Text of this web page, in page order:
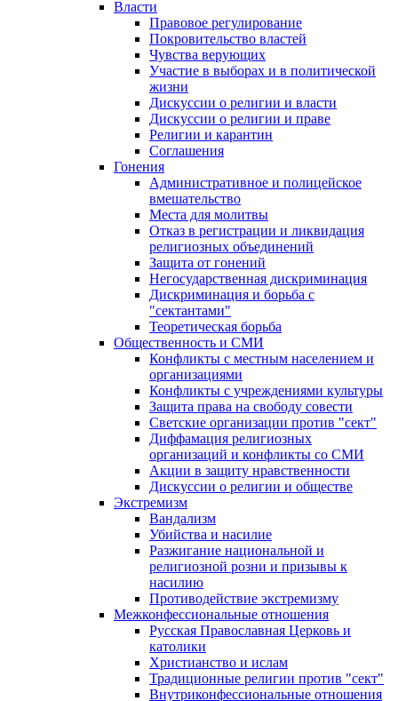
Власти
Правовое регулирование
Покровительство властей
Чувства верующих
Участие в выборах и в политической
жизни
Дискуссии о религии и власти
Дискуссии о религии и праве
Религии и карантин
Соглашения
Гонения
Административное и полицейское
вмешательство
Места для молитвы
Отказ в регистрации и ликвидация
религиозных объединений
Защита от гонений
Негосударственная дискриминация
Дискриминация и борьба с
"сектантами"
Теоретическая борьба
Общественность и СМИ
Конфликты с местным населением и
организациями
Конфликты с учреждениями культуры
Защита права на свободу совести
Светские организации против "сект"
Диффамация религиозных
организаций и конфликты со СМИ
Акции в защиту нравственности
Дискуссии о религии и обществе
Экстремизм
Вандализм
Убийства и насилие
Разжигание национальной и
религиозной розни и призывы к
насилию
Противодействие экстремизму
Межконфессиональные отношения
Русская Православная Церковь и
католики
Христианство и ислам
Традиционные религии против "сект"
Внутриконфессиональные отношения